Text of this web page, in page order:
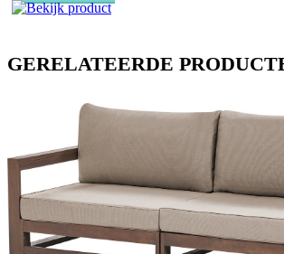
GERELATEERDE